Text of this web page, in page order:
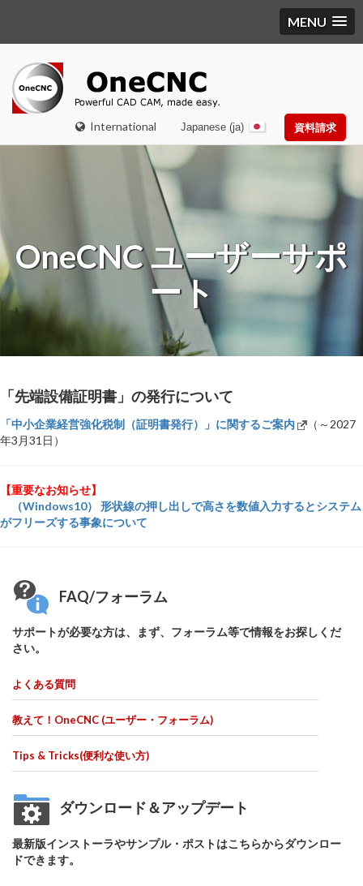
MENU
International 資料請求
Japanese (ja)
OneCNC ユーザーサポ
ート
「先端設備証明書」の発行について
「中小企業経営強化税制（証明書発行）」に関するご案内
（～2027
年3月31日）
【重要なお知らせ】
（Windows10） 形状線の押し出しで高さを数値入力するとシステム
がフリーズする事象について
FAQ/フォーラム
サポートが必要な方は、まず、フォーラム等で情報をお探しくだ
さい。
よくある質問
教えて！OneCNC (ユーザー・フォーラム)
Tips & Tricks(便利な使い方)
ダウンロード＆アップデート
最新版インストーラやサンプル・ポストはこちらからダウンロー
ドできます。